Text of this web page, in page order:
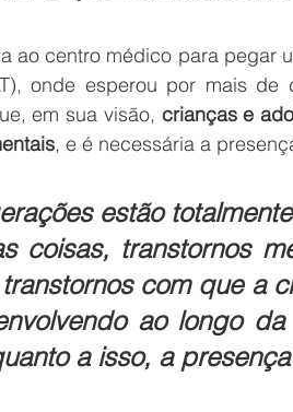
ao centro médico para pegar
onde esperou por mais
em sua visão, crianças e
, e é necessária a
estão
coisas, transtornos
com que a
ao longo
a isso, a